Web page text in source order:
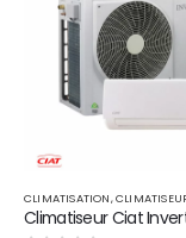
CLIMATISATION,